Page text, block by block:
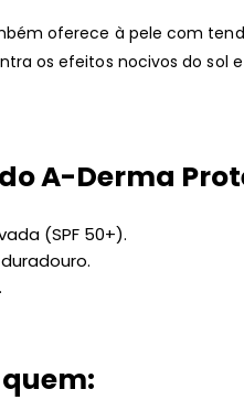
oferece à pele com
os efeitos nocivos do sol
A-Derma
(SPF 50+).